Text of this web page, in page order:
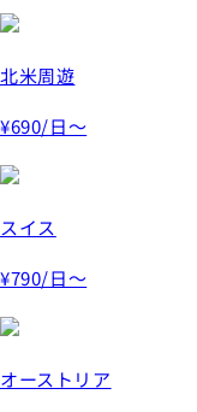
北米周遊
¥690/日～
スイス
¥790/日～
オーストリア